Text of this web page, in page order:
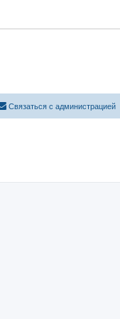
Связаться с администрацией